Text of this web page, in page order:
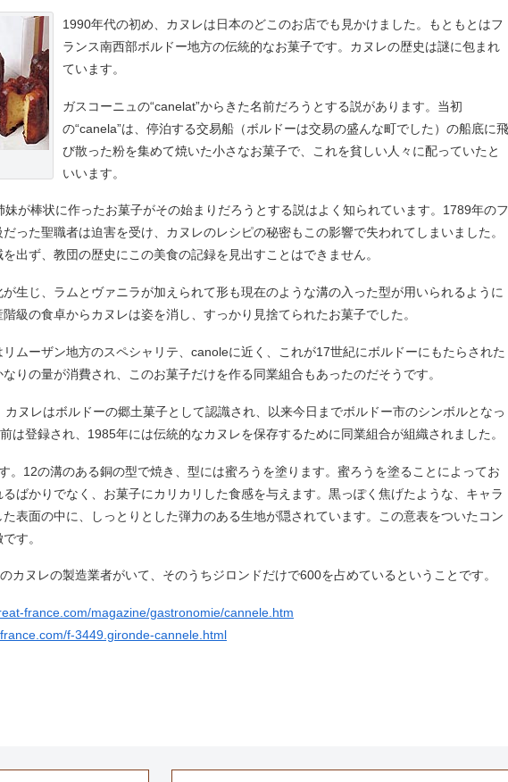
1990年代の初め、カヌレは日本のどこのお店でも見かけました。もともとはフ
ランス南西部ボルドー地方の伝統的なお菓子です。カヌレの歴史は謎に包まれ
ています。
ガスコーニュの“canelat”からきた名前だろうとする説があります。当初
の“canela”は、停泊する交易船（ボルドーは交易の盛んな町でした）の船底に飛
び散った粉を集めて焼いた小さなお菓子で、これを貧しい人々に配っていたと
いいます。
妹が棒状に作ったお菓子がその始まりだろうとする説はよく知られています。1789年のフ
った聖職者は迫害を受け、カヌレのレシピの秘密もこの影響で失われてしまいました。
出ず、教団の歴史にこの美食の記録を見出すことはできません。
生じ、ラムとヴァニラが加えられて形も現在のような溝の入った型が用いられるように
級の食卓からカヌレは姿を消し、すっかり見捨てられたお菓子でした。
ムーザン地方のスペシャリテ、canoleに近く、これが17世紀にボルドーにもたらされた
りの量が消費され、このお菓子だけを作る同業組合もあったのだそうです。
ヌレはボルドーの郷土菓子として認識され、以来今日までボルドー市のシンボルとなっ
は登録され、1985年には伝統的なカヌレを保存するために同業組合が組織されました。
。12の溝のある銅の型で焼き、型には蜜ろうを塗ります。蜜ろうを塗ることによってお
ばかりでなく、お菓子にカリカリした食感を与えます。黒っぽく焦げたような、キャラ
た表面の中に、しっとりとした弾力のある生地が隠されています。この意表をついたコン
す。
カヌレの製造業者がいて、そのうちジロンドだけで600を占めているということです。
france.com/magazine/gastronomie/cannele.htm
f-3449.gironde-cannele.html